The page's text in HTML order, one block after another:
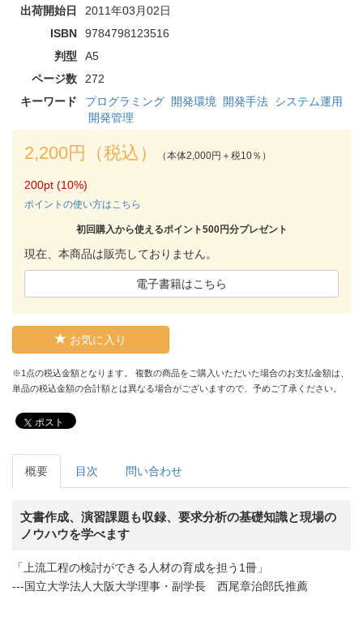
出荷開始日
2011年03月02日
ISBN
9784798123516
判型
A5
ページ数
272
キーワード
プログラミング 開発環境 開発手法 システム運用
開発管理
2,200円（税込） （本体2,000円＋税10％）
200pt (10%)
ポイントの使い方はこちら
初回購入から使えるポイント500円分プレゼント
現在、本商品は販売しておりません。
電子書籍はこちら
お気に入り
※1点の税込金額となります。 複数の商品をご購入いただいた場合のお支払金額は、
単品の税込金額の合計額とは異なる場合がございますので、予めご了承ください。
ポスト
概要 目次 問い合わせ
文書作成、演習課題も収録、要求分析の基礎知識と現場の
ノウハウを学べます
「上流工程の検討ができる人材の育成を担う1冊」
---国立大学法人大阪大学理事・副学長 西尾章治郎氏推薦